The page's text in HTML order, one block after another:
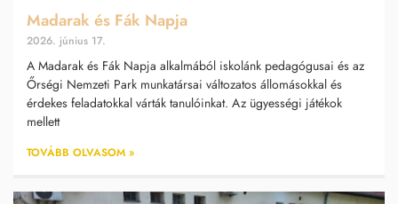
Madarak és Fák Napja
2026. június 17.
A Madarak és Fák Napja alkalmából iskolánk pedagógusai és az
Őrségi Nemzeti Park munkatársai változatos állomásokkal és
érdekes feladatokkal várták tanulóinkat. Az ügyességi játékok
mellett
TOVÁBB OLVASOM »